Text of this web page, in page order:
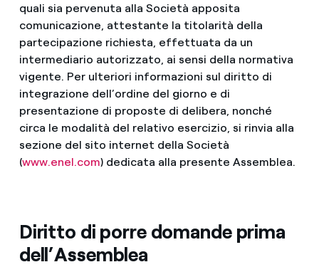
quali sia pervenuta alla Società apposita
comunicazione, attestante la titolarità della
partecipazione richiesta, effettuata da un
intermediario autorizzato, ai sensi della normativa
vigente. Per ulteriori informazioni sul diritto di
integrazione dell’ordine del giorno e di
presentazione di proposte di delibera, nonché
circa le modalità del relativo esercizio, si rinvia alla
sezione del sito internet della Società
(www.enel.com) dedicata alla presente Assemblea.
Diritto di porre domande prima
dell’Assemblea